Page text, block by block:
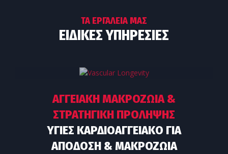
ΤΑ ΕΡΓΑΛΕΊΑ ΜΑΣ
ΕΙΔΙΚΈΣ ΥΠΗΡΕΣΊΕΣ
ΑΓΓΕΙΑΚΉ ΜΑΚΡΟΖΩΊΑ &
ΣΤΡΑΤΗΓΙΚΉ ΠΡΌΛΗΨΗΣ
ΥΓΙΈΣ ΚΑΡΔΙΟΑΓΓΕΙΑΚΌ ΓΙΑ
ΑΠΌΔΟΣΗ & ΜΑΚΡΟΖΩΊΑ